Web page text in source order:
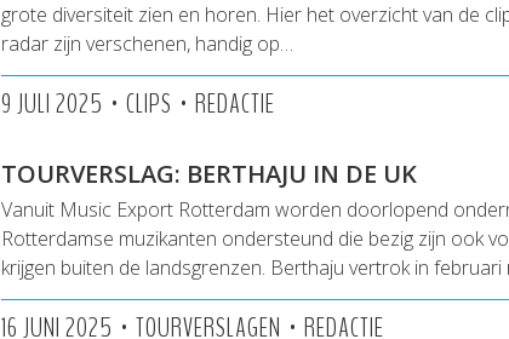
grote diversiteit zien en horen. Hier het overzicht van de
radar zijn verschenen, handig op…
9 JULI 2025 • CLIPS • REDACTIE
TOURVERSLAG: BERTHAJU IN DE UK
Vanuit Music Export Rotterdam worden doorlopend
Rotterdamse muzikanten ondersteund die bezig zijn ook
krijgen buiten de landsgrenzen. Berthaju vertrok in
16 JUNI 2025 • TOURVERSLAGEN • REDACTIE